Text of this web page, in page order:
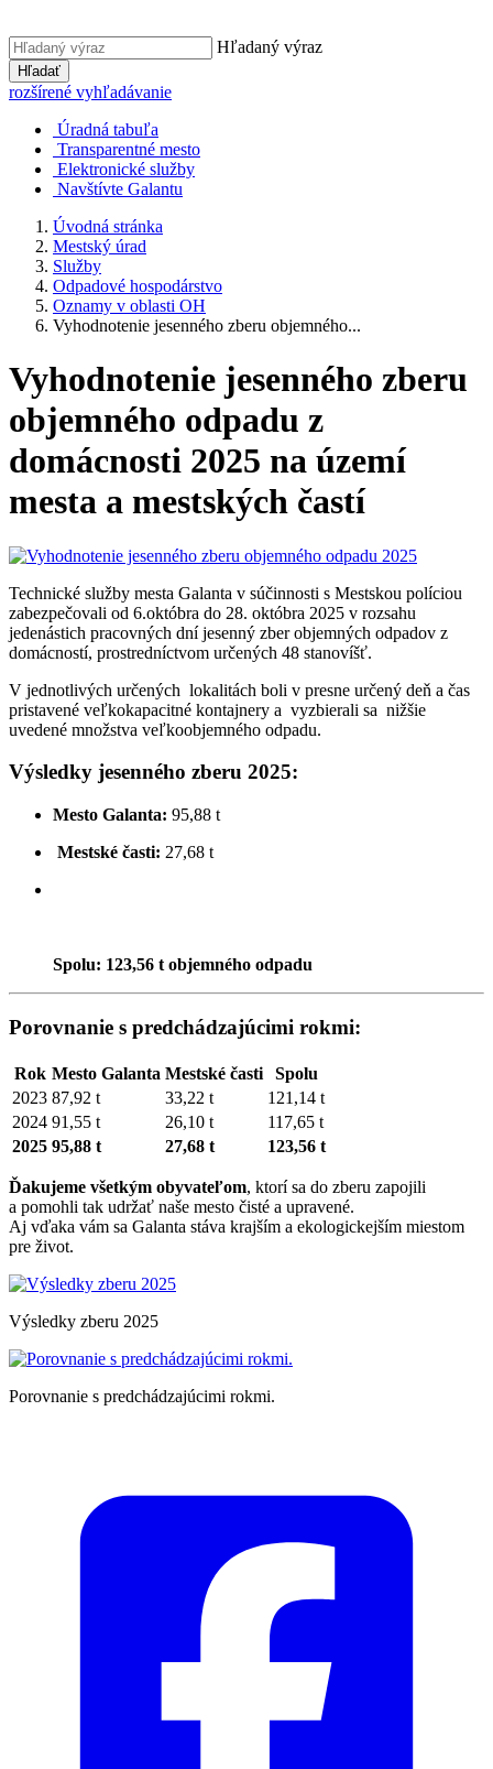
Hľadaný výraz
Hľadať
rozšírené vyhľadávanie
Úradná tabuľa
Transparentné mesto
Elektronické služby
Navštívte Galantu
Úvodná stránka
Mestský úrad
Služby
Odpadové hospodárstvo
Oznamy v oblasti OH
Vyhodnotenie jesenného zberu objemného...
Vyhodnotenie jesenného zberu
objemného odpadu z
domácnosti 2025 na území
mesta a mestských častí
Technické služby mesta Galanta v súčinnosti s Mestskou políciou
zabezpečovali od 6.októbra do 28. októbra 2025 v rozsahu
jedenástich pracovných dní jesenný zber objemných odpadov z
domácností, prostredníctvom určených 48 stanovíšť.
V jednotlivých určených lokalitách boli v presne určený deň a čas
pristavené veľkokapacitné kontajnery a vyzbierali sa nižšie
uvedené množstva veľkoobjemného odpadu.
Výsledky jesenného zberu 2025:
Mesto Galanta: 95,88 t
Mestské časti: 27,68 t
Spolu: 123,56 t objemného odpadu
Porovnanie s predchádzajúcimi rokmi:
Rok Mesto Galanta Mestské časti
Spolu
2023 87,92 t 33,22 t
121,14 t
2024 91,55 t 26,10 t
117,65 t
2025 95,88 t 27,68 t 123,56 t
Ďakujeme všetkým obyvateľom, ktorí sa do zberu zapojili
a pomohli tak udržať naše mesto čisté a upravené.
Aj vďaka vám sa Galanta stáva krajším a ekologickejším miestom
pre život.
Výsledky zberu 2025
Porovnanie s predchádzajúcimi rokmi.